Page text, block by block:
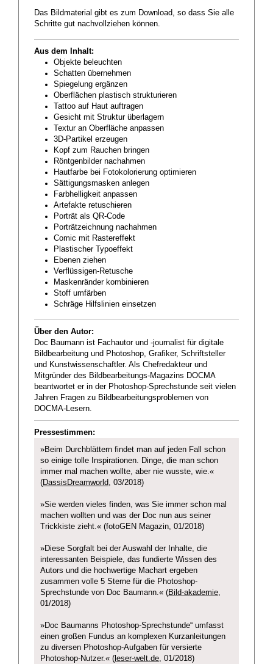
Das Bildmaterial gibt es zum Download, so dass Sie alle
Schritte gut nachvollziehen können.
Aus dem Inhalt:
Objekte beleuchten
Schatten übernehmen
Spiegelung ergänzen
Oberflächen plastisch strukturieren
Tattoo auf Haut auftragen
Gesicht mit Struktur überlagern
Textur an Oberfläche anpassen
3D-Partikel erzeugen
Kopf zum Rauchen bringen
Röntgenbilder nachahmen
Hautfarbe bei Fotokolorierung optimieren
Sättigungsmasken anlegen
Farbhelligkeit anpassen
Artefakte retuschieren
Porträt als QR-Code
Porträtzeichnung nachahmen
Comic mit Rastereffekt
Plastischer Typoeffekt
Ebenen ziehen
Verflüssigen-Retusche
Maskenränder kombinieren
Stoff umfärben
Schräge Hilfslinien einsetzen
Über den Autor:
Doc Baumann ist Fachautor und -journalist für digitale
Bildbearbeitung und Photoshop, Grafiker, Schriftsteller
und Kunstwissenschaftler. Als Chefredakteur und
Mitgründer des Bildbearbeitungs-Magazins DOCMA
beantwortet er in der Photoshop-Sprechstunde seit vielen
Jahren Fragen zu Bildbearbeitungsproblemen von
DOCMA-Lesern.
Pressestimmen:
»Beim Durchblättern findet man auf jeden Fall schon
so einige tolle Inspirationen. Dinge, die man schon
immer mal machen wollte, aber nie wusste, wie.«
(DassisDreamworld, 03/2018)
»Sie werden vieles finden, was Sie immer schon mal
machen wollten und was der Doc nun aus seiner
Trickkiste zieht.« (fotoGEN Magazin, 01/2018)
»Diese Sorgfalt bei der Auswahl der Inhalte, die
interessanten Beispiele, das fundierte Wissen des
Autors und die hochwertige Machart ergeben
zusammen volle 5 Sterne für die Photoshop-
Sprechstunde von Doc Baumann.« (Bild-akademie,
01/2018)
»Doc Baumanns Photoshop-Sprechstunde“ umfasst
einen großen Fundus an komplexen Kurzanleitungen
zu diversen Photoshop-Aufgaben für versierte
Photoshop-Nutzer.« ( leser-welt.de, 01/2018)